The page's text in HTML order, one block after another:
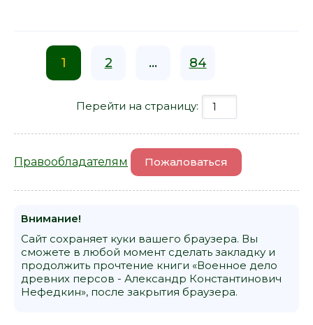
1 2 ... 84
Перейти на страницу:
Правообладателям Пожаловаться
Внимание!
Сайт сохраняет куки вашего браузера. Вы
сможете в любой момент сделать закладку и
продолжить прочтение книги «Военное дело
древних персов - Александр Константинович
Нефедкин», после закрытия браузера.